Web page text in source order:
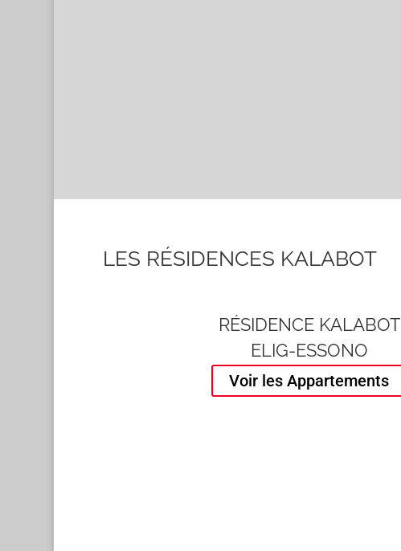
LES RÉSIDENCES KALABOT
RÉSIDENCE KALABOT
ELIG-ESSONO
Voir les Appartements